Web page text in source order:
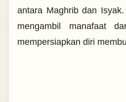
antara Maghrib dan
mengambil manafaat
mempersiapkan diri